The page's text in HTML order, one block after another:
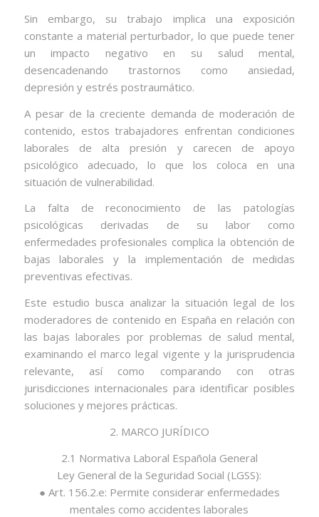
Sin embargo, su trabajo implica una exposición
constante a material perturbador, lo que puede tener
un impacto negativo en su salud mental,
desencadenando trastornos como ansiedad,
depresión y estrés postraumático.
A pesar de la creciente demanda de moderación de
contenido, estos trabajadores enfrentan condiciones
laborales de alta presión y carecen de apoyo
psicológico adecuado, lo que los coloca en una
situación de vulnerabilidad.
La falta de reconocimiento de las patologías
psicológicas derivadas de su labor como
enfermedades profesionales complica la obtención de
bajas laborales y la implementación de medidas
preventivas efectivas.
Este estudio busca analizar la situación legal de los
moderadores de contenido en España en relación con
las bajas laborales por problemas de salud mental,
examinando el marco legal vigente y la jurisprudencia
relevante, así como comparando con otras
jurisdicciones internacionales para identificar posibles
soluciones y mejores prácticas.
2. MARCO JURÍDICO
2.1 Normativa Laboral Española General
Ley General de la Seguridad Social (LGSS):
● Art. 156.2.e: Permite considerar enfermedades
mentales como accidentes laborales